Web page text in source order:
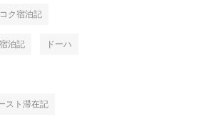
ク宿泊記
泊記 ドーハ
スト滞在記